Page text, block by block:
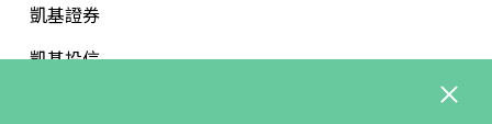
凱基證券
凱基投信